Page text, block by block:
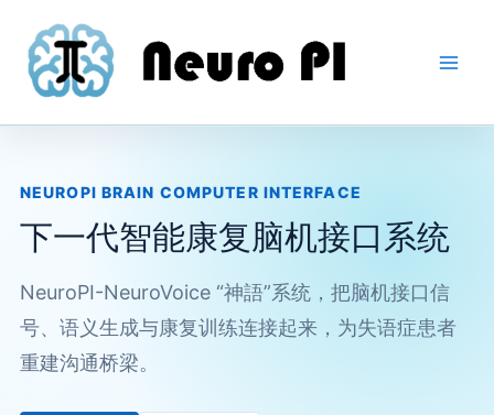
NEUROPI BRAIN COMPUTER INTERFACE
下一代智能康复脑机接口系统
NeuroPI-NeuroVoice “神語”系统，把脑机接口信
号、语义生成与康复训练连接起来，为失语症患者
重建沟通桥梁。